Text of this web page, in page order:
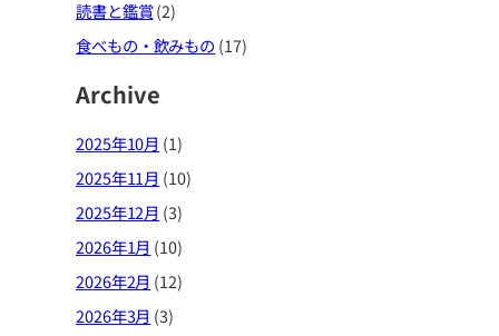
読書と鑑賞(2)
食べもの・飲みもの (17)
Archive
2025年10月 (1)
2025年11月 (10)
2025年12月 (3)
2026年1月 (10)
2026年2月 (12)
2026年3月 (3)